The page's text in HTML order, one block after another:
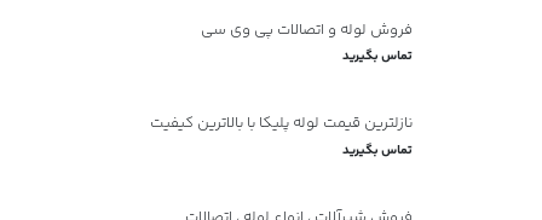
فروش لوله و اتصالات پی وی سی
تماس بگیرید
نازلترین قیمت لوله پلیکا با بالاترین کیفیت
تماس بگیرید